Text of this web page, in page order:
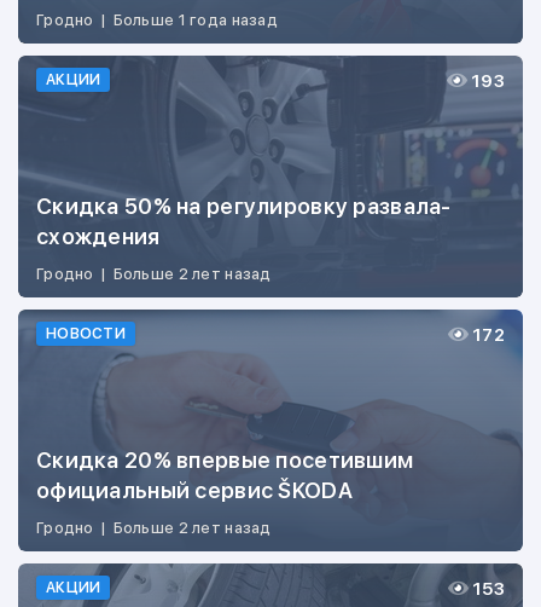
Гродно | Больше 1 года назад
АКЦИИ
Скидка 50% на регулировку развала-
схождения
Гродно | Больше 2 лет назад
193
НОВОСТИ
Скидка 20% впервые посетившим
официальный сервис ŠKODA
Гродно | Больше 2 лет назад
172
АКЦИИ 153